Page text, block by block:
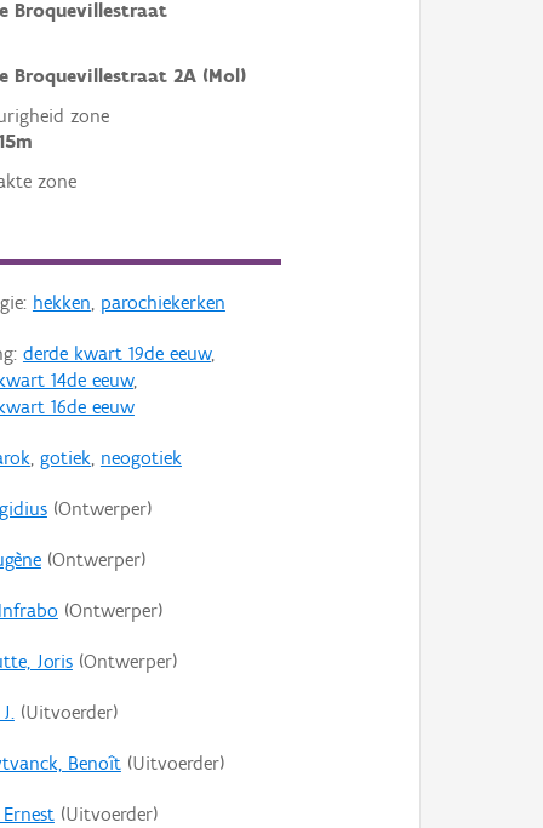
Broquevillestraat
Broquevillestraat 2A (Mol)
zone
zone
hekken, parochiekerken
derde kwart 19de eeuw,
14de eeuw,
16de eeuw
, gotiek, neogotiek
(Ontwerper)
(Ontwerper)
(Ontwerper)
Joris(Ontwerper)
(Uitvoerder)
Benoît(Uitvoerder)
(Uitvoerder)